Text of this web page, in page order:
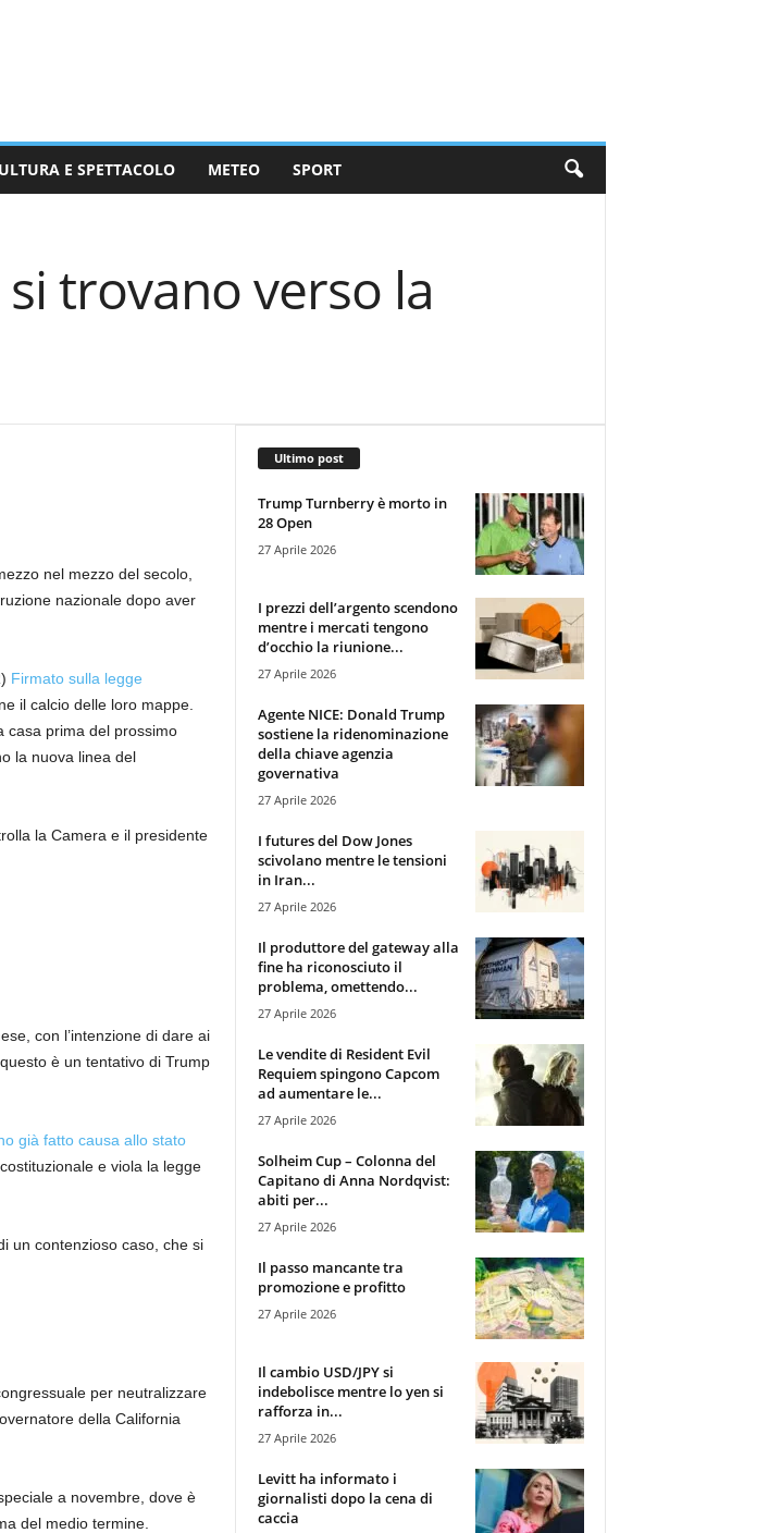
E SPETTACOLO METEO SPORT
trovano verso la
nel mezzo del secolo,
nazionale dopo aver
Firmato sulla legge
il calcio delle loro mappe.
casa prima del prossimo
la nuova linea del
la Camera e il presidente
con l’intenzione di dare ai
è un tentativo di Trump
già fatto causa allo stato
e viola la legge
un contenzioso caso, che si
per neutralizzare
della California
a novembre, dove è
del medio termine.
Ultimo post
Trump Turnberry è morto in
28 Open
27 Aprile 2026
I prezzi dell’argento scendono
mentre i mercati tengono
d’occhio la riunione...
27 Aprile 2026
Agente NICE: Donald Trump
sostiene la ridenominazione
della chiave agenzia
governativa
27 Aprile 2026
I futures del Dow Jones
scivolano mentre le tensioni
in Iran...
27 Aprile 2026
Il produttore del gateway alla
fine ha riconosciuto il
problema, omettendo...
27 Aprile 2026
Le vendite di Resident Evil
Requiem spingono Capcom
ad aumentare le...
27 Aprile 2026
Solheim Cup – Colonna del
Capitano di Anna Nordqvist:
abiti per...
27 Aprile 2026
Il passo mancante tra
promozione e profitto
27 Aprile 2026
Il cambio USD/JPY si
indebolisce mentre lo yen si
rafforza in...
27 Aprile 2026
Levitt ha informato i
giornalisti dopo la cena di
caccia